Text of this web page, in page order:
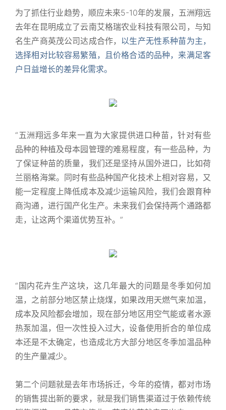
为了抓住行业趋势，顺应未来5-10年的发展，五洲翔远
去年在昆明成立了云南艾格瑞农业科技有限公司，与知
名生产商英茂公司达成合作， 以生产无性系种苗为主，
选择相对比较容易繁殖，且价格合适的品种，来满足客
户日益增长的差异化需求。
“五洲翔远多年来一直为大家提供进口种苗，针对有些
品种的种植及母本园管理的难易程度，有一些品种，为
了保证种苗的质量，我们还是坚持从国外进口，比如荷
兰丽格海棠。同时有些品种国产化技术上相对容易，又
能一定程度上降低成本及减少运输风险，我们会跟育种
商沟通，进行国产化生产。未来我们会保持两个通路都
走，让这两个渠道优势互补。”
“国内花卉生产这块，这几年最大的问题是冬季如何加
温，之前部分地区禁止烧煤，如果改用天燃气来加温，
成本及风险都会增加，现在部分地区用空气能或者水源
热泵加温，但一次性投入过大，设备使用折合的单位成
本还是不太确定，也造成北方大部分地区冬季加温品种
的生产量减少。
第二个问题就是去年市场拆迁，今年的疫情，都对市场
的销售提出新的要求，就是我们销售渠道过于依赖传统